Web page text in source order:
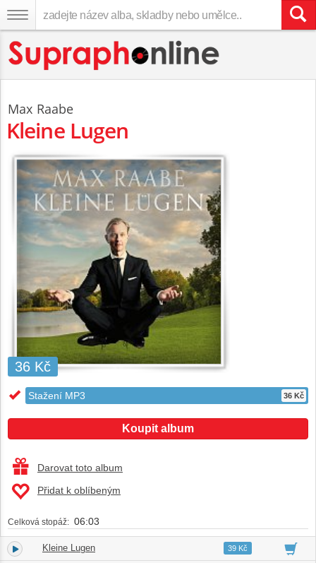
Max Raabe
Kleine Lugen
36 Kč
Stažení MP3 36 Kč
Koupit album
Darovat toto album
Přidat k oblíbeným
Celková stopáž: 06:03
1. Kleine Lugen 02:4939 Kč